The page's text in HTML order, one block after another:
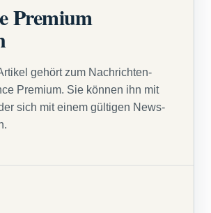
Premium
gehört zum Nachrichten-
Premium. Sie können ihn mit
sich mit einem gültigen News-